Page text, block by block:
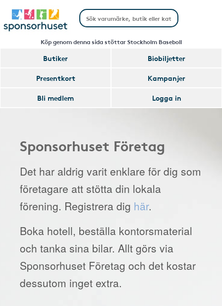
Köp genom denna sida stöttar Stockholm Baseboll
Butiker
Biobiljetter
Presentkort
Kampanjer
Bli medlem
Logga in
Sponsorhuset Företag
Det har aldrig varit enklare för dig som
företagare att stötta din lokala
förening. Registrera dig här.
Boka hotell, beställa kontorsmaterial
och tanka sina bilar. Allt görs via
Sponsorhuset Företag och det kostar
dessutom inget extra.